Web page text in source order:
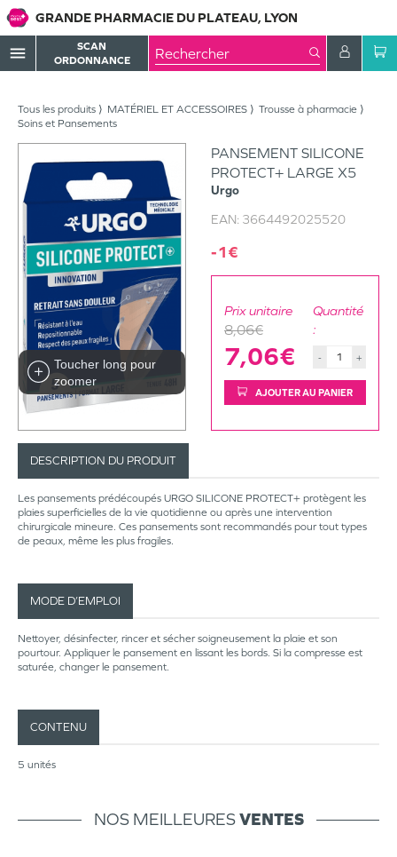
GRANDE PHARMACIE DU PLATEAU, LYON
menu
SCAN
ORDONNANCE
Tous les produits MATÉRIEL ET ACCESSOIRES
Trousse à pharmacie
Soins et Pansements
Toucher long pour
zoomer
PANSEMENT SILICONE
PROTECT+ LARGE X5
Urgo
EAN: 3664492025520
-1€
Prix unitaire
8,06€
7,06€
Quantité
:
- +
AJOUTER AU PANIER
DESCRIPTION DU PRODUIT
Les pansements prédécoupés URGO SILICONE PROTECT+ protègent les
plaies superficielles de la vie quotidienne ou après une intervention
chirurgicale mineure. Ces pansements sont recommandés pour tout types
de peaux, même les plus fragiles.
MODE D’EMPLOI
Nettoyer, désinfecter, rincer et sécher soigneusement la plaie et son
pourtour. Appliquer le pansement en lissant les bords. Si la compresse est
saturée, changer le pansement.
CONTENU
5 unités
NOS MEILLEURESVENTES